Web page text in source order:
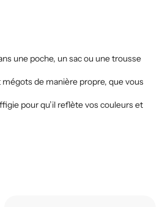
une poche, un sac ou une trousse
de manière propre, que vous
pour qu’il reflète vos couleurs et